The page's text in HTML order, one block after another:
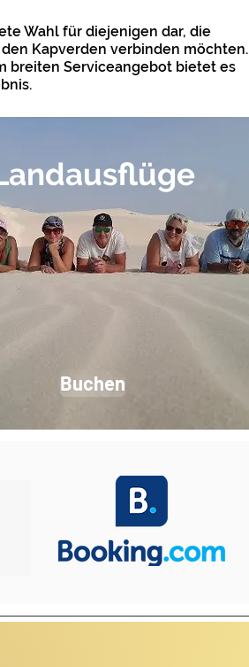
Wahl für diejenigen dar, die
Kapverden verbinden möchten.
breiten Serviceangebot bietet es
Buchen